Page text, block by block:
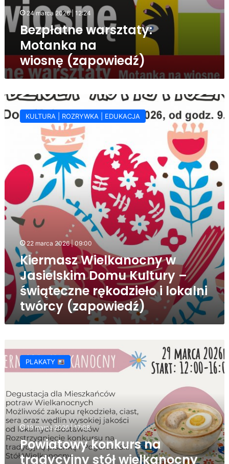
24 marca 2026 | 12:24
Bezpłatne warsztaty:
Motanka na
wiosnę (zapowiedź)
Kiermasz
Wielkanocny
w
świąteczne
rękodzieło
i
lokalni
twórcy
(zapowiedź)
KULTURA | ROZRYWKA | EDUKACJA
22 marca 2026 | 09:00
Kiermasz Wielkanocny w
Jasielskim Domu Kultury –
świąteczne rękodzieło i lokalni
twórcy (zapowiedź)
konkurs
na
wielkanocny
2026
PLAKATY
19 marca 2026 | 17:08
Powiatowy konkurs na
tradycyjny stół wielkanocny